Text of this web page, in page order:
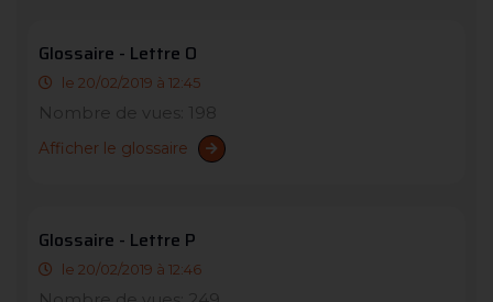
Glossaire - Lettre O
le 20/02/2019 à 12:45
Afficher le glossaire
Glossaire - Lettre P
le 20/02/2019 à 12:46